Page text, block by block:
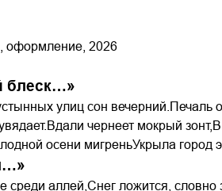
оформление, 2026
блеск…»
улиц сон вечерний.Печаль
увядает.Вдали чернеет мокрый
осени мигреньУкрыла город
среди аллей,Снег ложится,